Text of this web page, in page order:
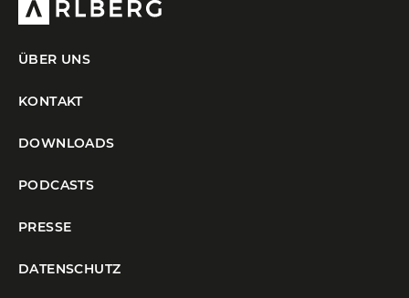
ÜBER UNS
KONTAKT
DOWNLOADS
PODCASTS
PRESSE
DATENSCHUTZ